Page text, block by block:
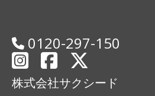
0120-297-150
株式会社サクシード